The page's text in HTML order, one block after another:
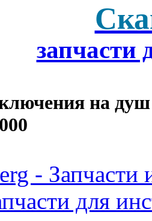
запчасти
на душ
- Запчасти
для